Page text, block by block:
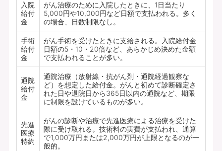
入院
給付
金
がん治療のために入院したときに、1日当たり
5,000円や10,000円など日額で支払われる。多く
の場合、日数制限なし。
手術
給付
金
がん手術を受けたときに支給される。入院給付金
日額の5・10・20倍など、あらかじめ決めた金額
で支払われることが多い。
通院
給付
金
通院治療（放射線・抗がん剤・通院経過観察な
ど）を想定した給付金。がんと初めて診断確定さ
れた日や退院日から365日以内の通院など、期限
に制限を設けているものが多い。
先進
医療
特約
がんの診断や治療で先進医療による治療を受けた
際に受け取れる。技術料の実費が支払われ、通算
で1,000万円または2,000万円が上限となるのが一
般的。